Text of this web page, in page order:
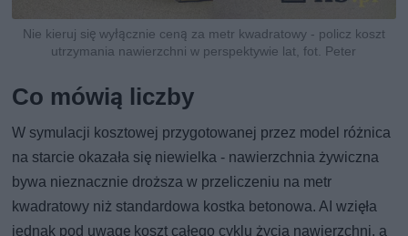
Nie kieruj się wyłącznie ceną za metr kwadratowy - policz koszt
utrzymania nawierzchni w perspektywie lat, fot. Peter
Co mówią liczby
W symulacji kosztowej przygotowanej przez model różnica
na starcie okazała się niewielka - nawierzchnia żywiczna
bywa nieznacznie droższa w przeliczeniu na metr
kwadratowy niż standardowa kostka betonowa. AI wzięła
jednak pod uwagę koszt całego cyklu życia nawierzchni, a